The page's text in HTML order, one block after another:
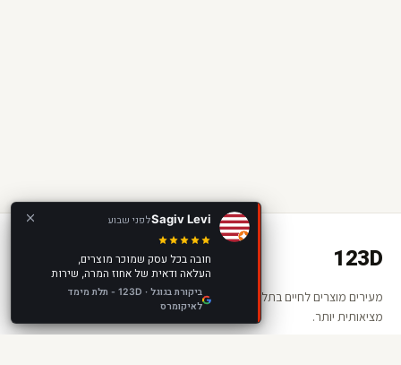
123D
מעירים מוצרים לחיים בתלת מימד ומציאות רבודה. החנות שלכם —
מציאותית יותר.
Sagiv Leviלפני שבוע
חובה בכל עסק שמוכר מוצרים,
העלאה ודאית של אחוז המרה, שירות
מצוין, מוצר מצוין, מומלץ בחום!
ביקורת בגוגל · 123D - תלת מימד
לאיקומרס